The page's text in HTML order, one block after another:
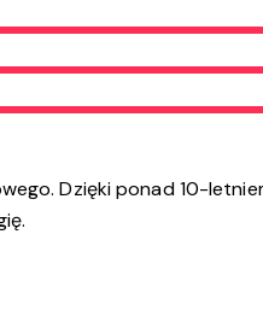
Dzięki ponad 10-